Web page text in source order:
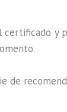
y
de